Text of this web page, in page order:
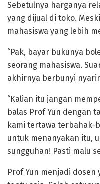
Sebetulnya harganya
yang dijual di toko.
mahasiswa yang lebih
“Pak, bayar bukunya
seorang mahasiswa.
akhirnya berbunyi
“Kalian itu jangan
balas Prof Yun dengan
kami tertawa terbahak-
untuk menanyakan itu,
sungguhan! Pasti malu
Prof Yun menjadi